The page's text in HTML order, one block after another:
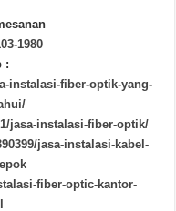
1980
:
instalasi-fiber-optik-yang-
jasa-instalasi-fiber-optik/
jasa-instalasi-kabel-
fiber-optic-kantor-